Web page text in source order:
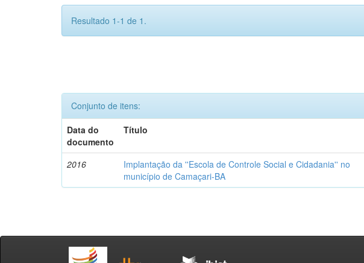
Resultado 1-1 de 1.
Conjunto de itens:
Data do
documento
Título
2016
Implantação da ''Escola de Controle Social e Cidadania'' no
município de Camaçari-BA